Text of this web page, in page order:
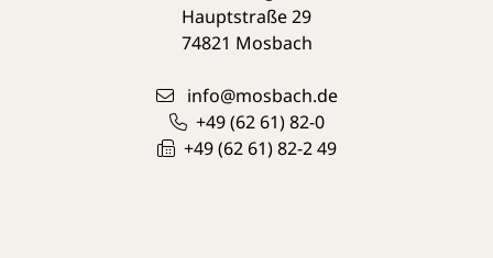
Hauptstraße 29
74821 Mosbach
info@mosbach.de
+49 (62 61) 82-0
+49 (62 61) 82-2 49